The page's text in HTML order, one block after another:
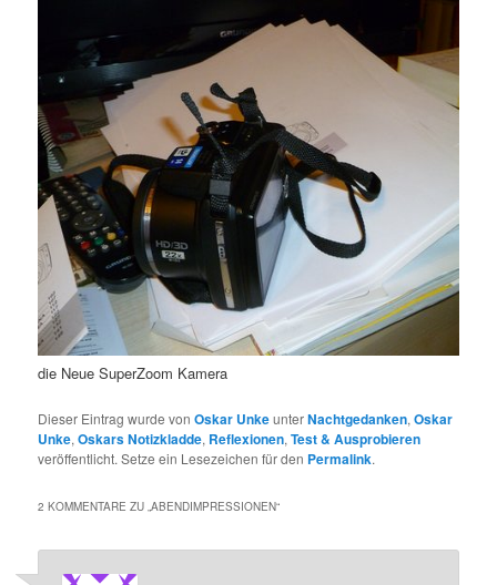
die Neue SuperZoom Kamera
Dieser Eintrag wurde vonOskar UnkeunterNachtgedanken,Oskar
Unke,Oskars Notizkladde, Reflexionen,Test & Ausprobieren
veröffentlicht. Setze ein Lesezeichen für den Permalink.
2 KOMMENTARE ZU „ABENDIMPRESSIONEN“